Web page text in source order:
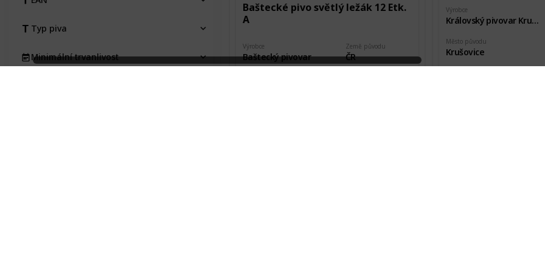
Baštecké pivo světlý ležák 12 Etk.
A
Výrobce
Baštecký pivovar
Země původu
ČR
Výrobce
Královský pivovar Krušovice
Město původu
Krušovice
Typ piva
Minimální trvanlivost